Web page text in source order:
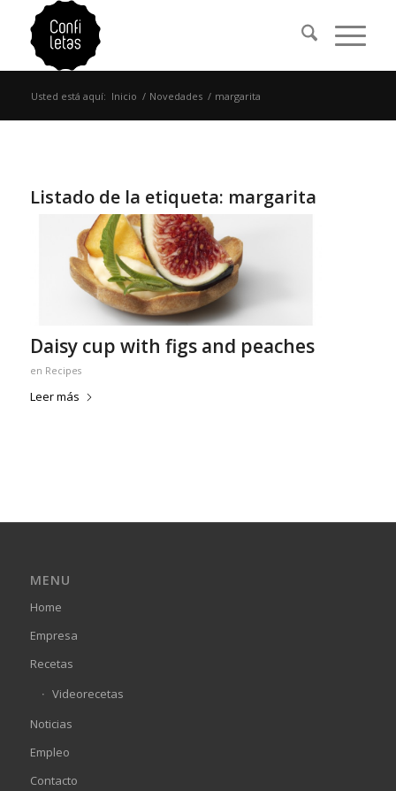
Usted está aquí: Inicio / Novedades / margarita
Listado de la etiqueta: margarita
Daisy cup with figs and peaches
en Recipes
Leer más
MENU
Home
Empresa
Recetas
Videorecetas
Noticias
Empleo
Contacto